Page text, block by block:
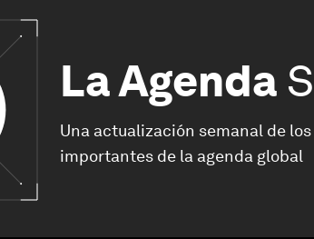
La Agenda
Una actualización semanal de
importantes de la agenda global